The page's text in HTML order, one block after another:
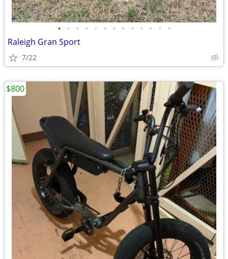
• • • • • • • • • • • • •
Raleigh Gran Sport
7/22
$800